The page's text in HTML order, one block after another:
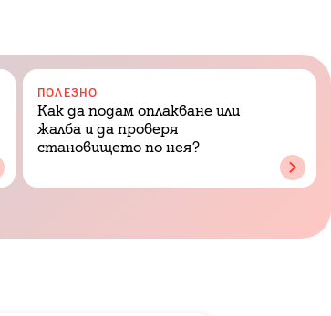
ПОЛЕЗНО
Как да подам оплакване или
жалба и да проверя
становището по нея?